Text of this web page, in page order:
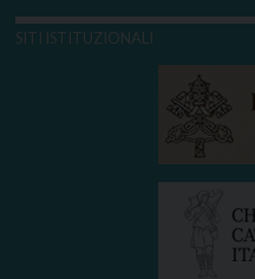
SITI ISTITUZIONALI